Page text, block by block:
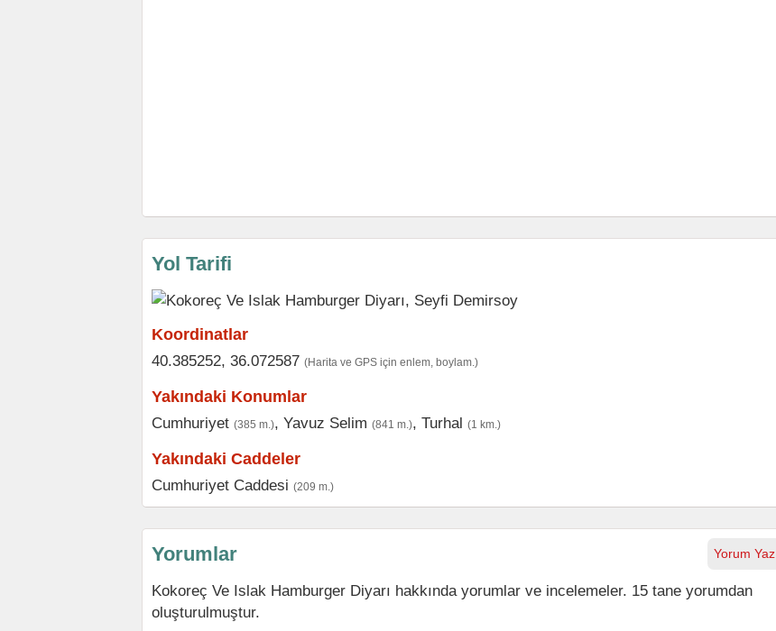
Yol Tarifi
Koordinatlar
40.385252, 36.072587 (Harita ve GPS için enlem, boylam.)
Yakındaki Konumlar
Cumhuriyet (385 m.), Yavuz Selim (841 m.), Turhal (1 km.)
Yakındaki Caddeler
Cumhuriyet Caddesi (209 m.)
Yorum Yaz
Yorumlar
Kokoreç Ve Islak Hamburger Diyarı hakkında yorumlar ve incelemeler. 15 tane yorumdan
oluşturulmuştur.